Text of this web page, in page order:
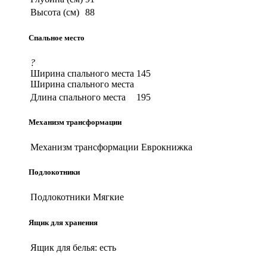
Высота (см) 88
Спальное место
?
Ширина спального места
Ширина спального места
145
Длина спального места 195
Механизм трансформации
Механизм трансформации Еврокнижка
Подлокотники
Подлокотники Мягкие
Ящик для хранения
Ящик для белья: есть